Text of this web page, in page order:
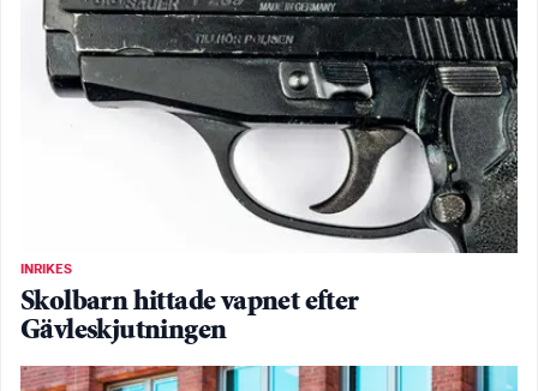
INRIKES
Skolbarn hittade vapnet efter
Gävleskjutningen